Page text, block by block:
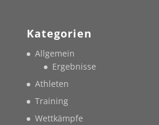
Kategorien
Allgemein
Ergebnisse
Athleten
Training
Wettkämpfe